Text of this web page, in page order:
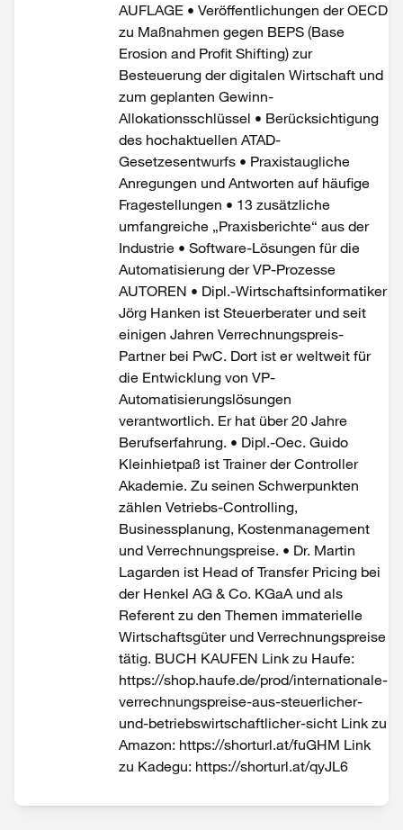
AUFLAGE • Veröffentlichungen der OECD
zu Maßnahmen gegen BEPS (Base
Erosion and Profit Shifting) zur
Besteuerung der digitalen Wirtschaft und
zum geplanten Gewinn-
Allokationsschlüssel • Berücksichtigung
des hochaktuellen ATAD-
Gesetzesentwurfs • Praxistaugliche
Anregungen und Antworten auf häufige
Fragestellungen • 13 zusätzliche
umfangreiche „Praxisberichte“ aus der
Industrie • Software-Lösungen für die
Automatisierung der VP-Prozesse
AUTOREN • Dipl.-Wirtschaftsinformatiker
Jörg Hanken ist Steuerberater und seit
einigen Jahren Verrechnungspreis-
Partner bei PwC. Dort ist er weltweit für
die Entwicklung von VP-
Automatisierungslösungen
verantwortlich. Er hat über 20 Jahre
Berufserfahrung. • Dipl.-Oec. Guido
Kleinhietpaß ist Trainer der Controller
Akademie. Zu seinen Schwerpunkten
zählen Vetriebs-Controlling,
Businessplanung, Kostenmanagement
und Verrechnungspreise. • Dr. Martin
Lagarden ist Head of Transfer Pricing bei
der Henkel AG & Co. KGaA und als
Referent zu den Themen immaterielle
Wirtschaftsgüter und Verrechnungspreise
tätig. BUCH KAUFEN Link zu Haufe:
https://shop.haufe.de/prod/internationale-
verrechnungspreise-aus-steuerlicher-
und-betriebswirtschaftlicher-sicht Link zu
Amazon: https://shorturl.at/fuGHM Link
zu Kadegu: https://shorturl.at/qyJL6